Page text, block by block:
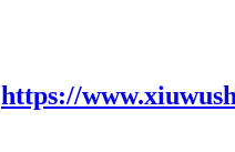
https://